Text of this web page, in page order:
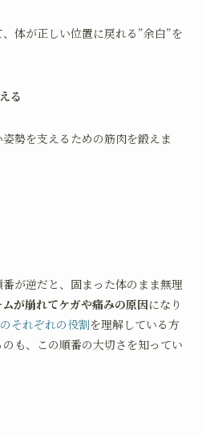
体が正しい位置に戻れる”余白”を
る
勢を支えるための筋肉を鍛えま
が逆だと、固まった体のまま無理
ムが崩れてケガや痛みの原因になり
それぞれの役割を理解している方
も、この順番の大切さを知ってい